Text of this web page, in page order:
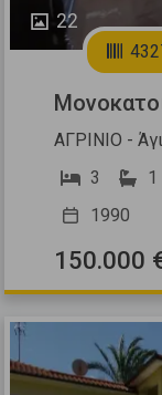
22
ΑΓΡΙΝΙΟ -
3
1
1990
150.000